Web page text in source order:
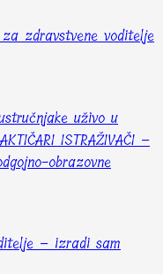
zdravstvene voditelje
uživo u
ISTRAŽIVAČI –
obrazovne
– izradi sam